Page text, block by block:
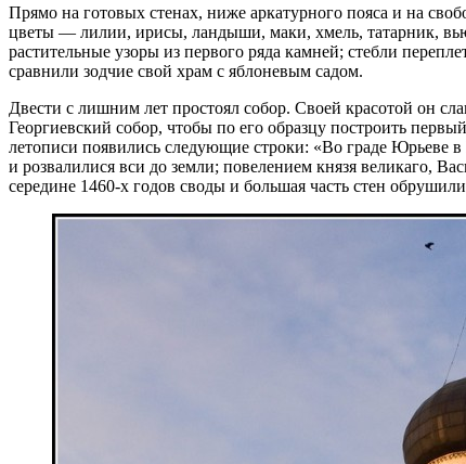
Прямо на готовых стенах, ниже аркатурного пояса и на
цветы — лилии, ирисы, ландыши, маки, хмель, татарник,
растительные узоры из первого ряда камней; стебли
сравнили зодчие свой храм с яблоневым садом.
Двести с лишним лет простоял собор. Своей красотой он
Георгиевский собор, чтобы по его образцу построить
летописи появились следующие строки: «Во граде Юрьеве
и розвали­лися вси до земли; повелением князя великаго,
середине 1460-х годов своды и большая часть стен